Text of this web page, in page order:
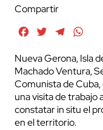
Compartir
FacebookTwitterTelegram
Nueva Gerona, Isla
Machado Ventura,
Comunista de
una visita de trabajo
constatar in situ el
en el territorio.